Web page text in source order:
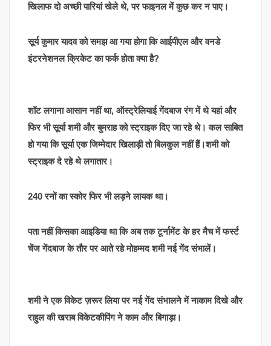
खिलाफ दो अच्छी पारियां खेले थे, पर फाइनल में कुछ कर न पाए।
सूर्य कुमार यादव को समझ आ गया होगा कि आईपीएल और वनडे
इंटरनेशनल क्रिकेट का फर्क होता क्या है?
शॉट लगाना आसान नहीं था, ऑस्ट्रेलियाई गेंदबाज रंग में थे यहां और
फिर भी सूर्या शमी और बुमराह को स्ट्राइक दिए जा रहे थे। कल साबित
हो गया कि सूर्या एक जिम्मेदार खिलाड़ी तो बिलकुल नहीं हैं।शमी को
स्ट्राइक दे रहे थे लगातार।
240 रनों का स्कोर फिर भी लड़ने लायक था।
पता नहीं किसका आइडिया था कि अब तक टूर्नामेंट के हर मैच में फर्स्ट
चेंज गेंदबाज के तौर पर आते रहे मोहम्मद शमी नई गेंद संभालें।
शमी ने एक विकेट ज़रूर लिया पर नई गेंद संभालने में नाकाम दिखे और
राहुल की खराब विकेटकीपिंग ने काम और बिगाड़ा।